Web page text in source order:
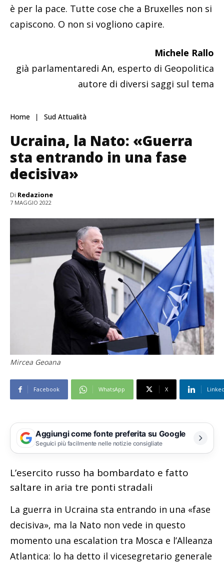
è per la pace. Tutte cose che a Bruxelles non si
capiscono. O non si vogliono capire.
Michele Rallo
già parlamentaredi An, esperto di Geopolitica
autore di diversi saggi sul tema
Home Sud Attualità
Ucraina, la Nato: «Guerra
sta entrando in una fase
decisiva»
Di Redazione
7 MAGGIO 2022
Mircea Geoana
Facebook WhatsApp X
Aggiungi come fonte preferita su Google
Seguici più facilmente nelle notizie consigliate
L’esercito russo ha bombardato e fatto
saltare in aria tre ponti stradali
La guerra in Ucraina sta entrando in una «fase
decisiva», ma la Nato non vede in questo
momento una escalation tra Mosca e l’Alleanza
Atlantica: lo ha detto il vicesegretario generale